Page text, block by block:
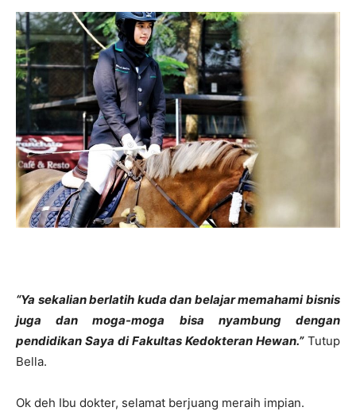
“Ya sekalian berlatih kuda dan belajar memahami bisnis
juga dan moga-moga bisa nyambung dengan
pendidikan Saya di Fakultas Kedokteran Hewan.”Tutup
Bella.
Ok deh Ibu dokter, selamat berjuang meraih impian.